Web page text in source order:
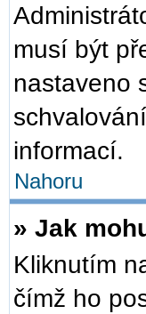
musí být
nastaveno
informací.
Nahoru
» Jak
Kliknutím
čímž ho